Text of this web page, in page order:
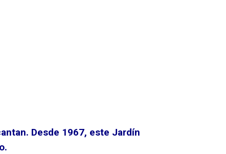
Desde 1967, este Jardín